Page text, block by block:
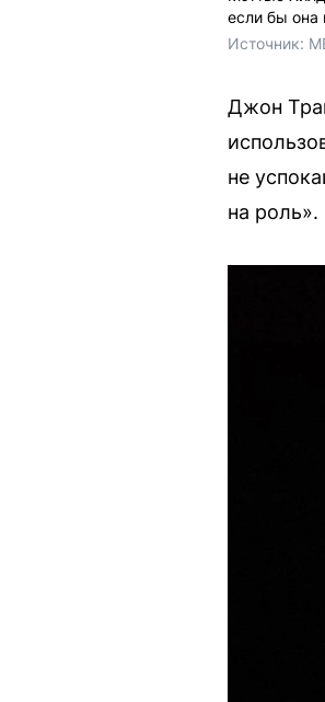
если бы она
Источник:
Джон
не
на роль».